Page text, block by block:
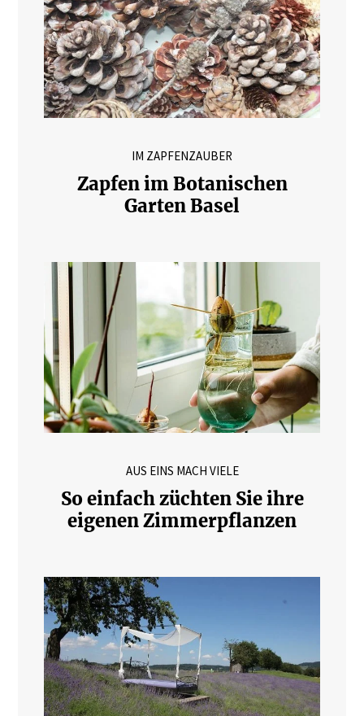
IM ZAPFENZAUBER
Zapfen im Botanischen
Garten Basel
AUS EINS MACH VIELE
So einfach züchten Sie ihre
eigenen Zimmerpflanzen